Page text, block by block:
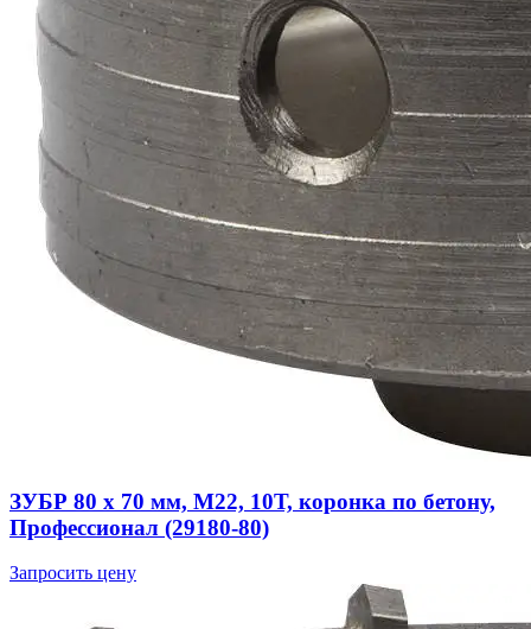
ЗУБР 80 x 70 мм, М22, 10Т, коронка по бетону,
Профессионал (29180-80)
Запросить цену